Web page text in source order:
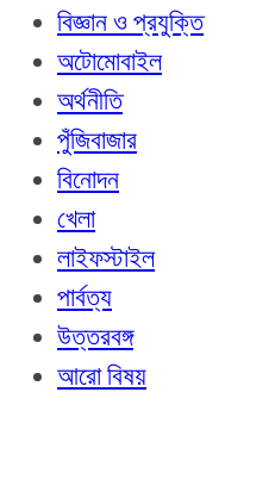
বিজ্ঞান ও প্রযুক্তি
অটোমোবাইল
অর্থনীতি
পুঁজিবাজার
বিনোদন
খেলা
লাইফস্টাইল
পার্বত্য
উত্তরবঙ্গ
আরো বিষয়